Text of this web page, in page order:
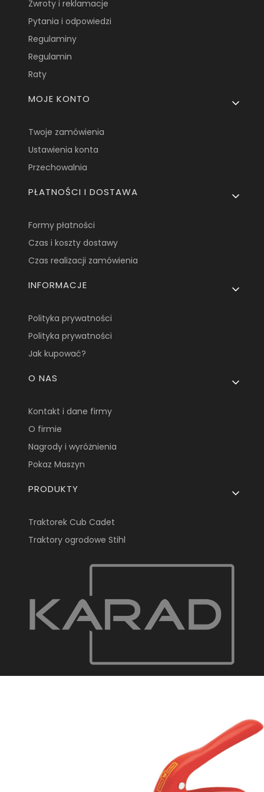
Zwroty i reklamacje
Pytania i odpowiedzi
Regulaminy
Regulamin
Raty
MOJE KONTO
Twoje zamówienia
Ustawienia konta
Przechowalnia
PŁATNOŚCI I DOSTAWA
Formy płatności
Czas i koszty dostawy
Czas realizacji zamówienia
INFORMACJE
Polityka prywatności
Polityka prywatności
Jak kupować?
O NAS
Kontakt i dane firmy
O firmie
Nagrody i wyróżnienia
Pokaz Maszyn
PRODUKTY
Traktorek Cub Cadet
Traktory ogrodowe Stihl